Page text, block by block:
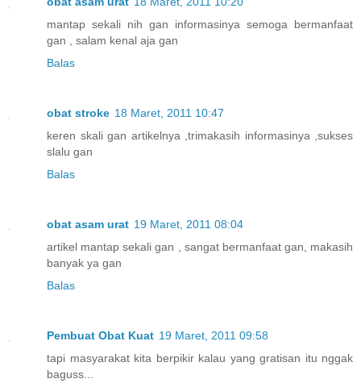
mantap sekali nih gan informasinya semoga bermanfaat
gan , salam kenal aja gan
Balas
obat stroke 18 Maret, 2011 10:47
keren skali gan artikelnya ,trimakasih informasinya ,sukses
slalu gan
Balas
obat asam urat 19 Maret, 2011 08:04
artikel mantap sekali gan , sangat bermanfaat gan, makasih
banyak ya gan
Balas
Pembuat Obat Kuat 19 Maret, 2011 09:58
tapi masyarakat kita berpikir kalau yang gratisan itu nggak
baguss...